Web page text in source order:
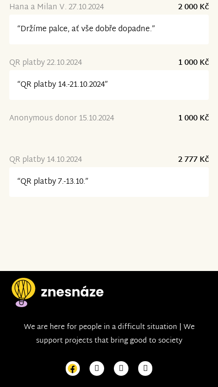
Hana a Milan V. 27.10.2024
2 000 Kč
“Držíme palce, ať vše dobře dopadne.”
QR platby 22.10.2024
1 000 Kč
“QR platby 14.-21.10.2024”
Anonymous donor 15.10.2024 1 000 Kč
QR platby 14.10.2024
2 777 Kč
“QR platby 7.-13.10.”
We are here for people in a difficult situation | We
support projects that bring good to society